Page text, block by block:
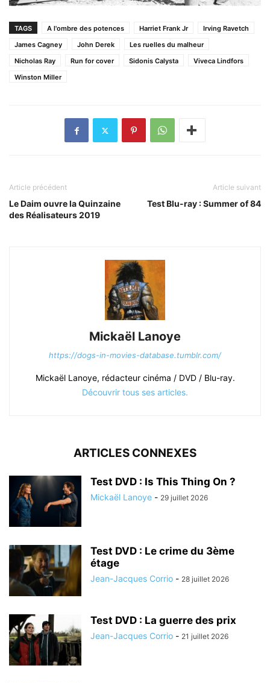
TAGS A l'ombre des potences Harriet Frank Jr
Irving Ravetch
James Cagney
John Derek
Les ruelles du malheur
Nicholas Ray
Run for cover Sidonis Calysta
Viveca Lindfors
Winston Miller
Article précédent
Le Daim ouvre la Quinzaine
des Réalisateurs 2019
Article suivant
Test Blu-ray : Summer of 84
Mickaël Lanoye
https://dogs-in-movies-database.tumblr.com/
Mickaël Lanoye, rédacteur cinéma / DVD / Blu-ray.
Découvrir tous ses articles.
ARTICLES CONNEXES
Test DVD : Is This Thing On ?
Mickaël Lanoye - 29 juillet 2026
Test DVD : Le crime du 3ème
étage
Jean-Jacques Corrio - 28 juillet 2026
Test DVD : La guerre des prix
Jean-Jacques Corrio - 21 juillet 2026